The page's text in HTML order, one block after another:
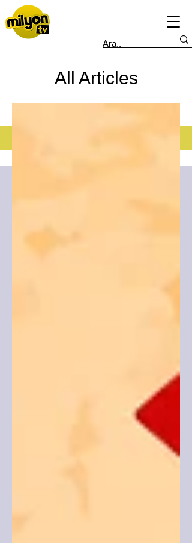
All Articles